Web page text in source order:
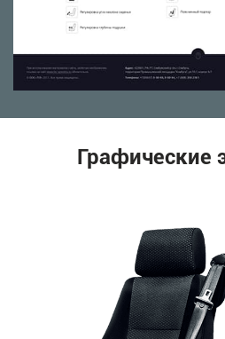
Графические